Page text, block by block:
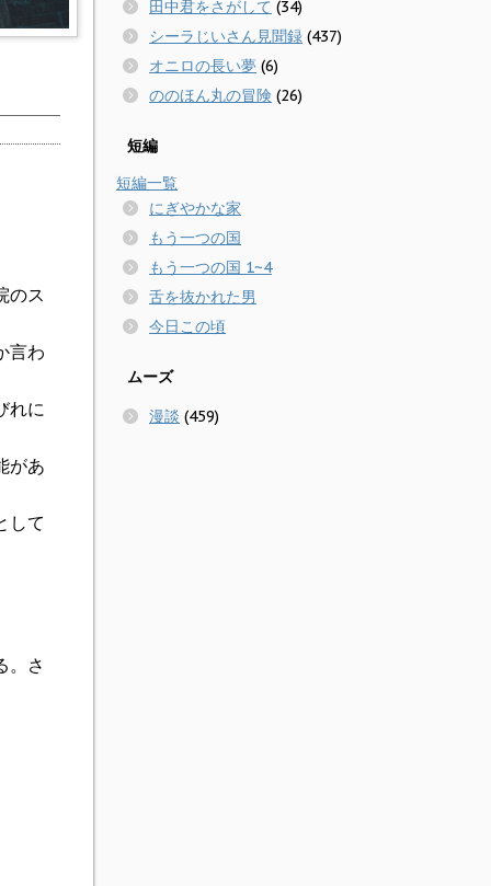
のス
言わ
れに
があ
して
。さ
田中君をさがして (34)
シーラじいさん見聞録 (437)
オニロの長い夢 (6)
ののほん丸の冒険 (26)
短編
短編一覧
にぎやかな家
もう一つの国
もう一つの国 1~4
舌を抜かれた男
今日この頃
ムーズ
漫談 (459)